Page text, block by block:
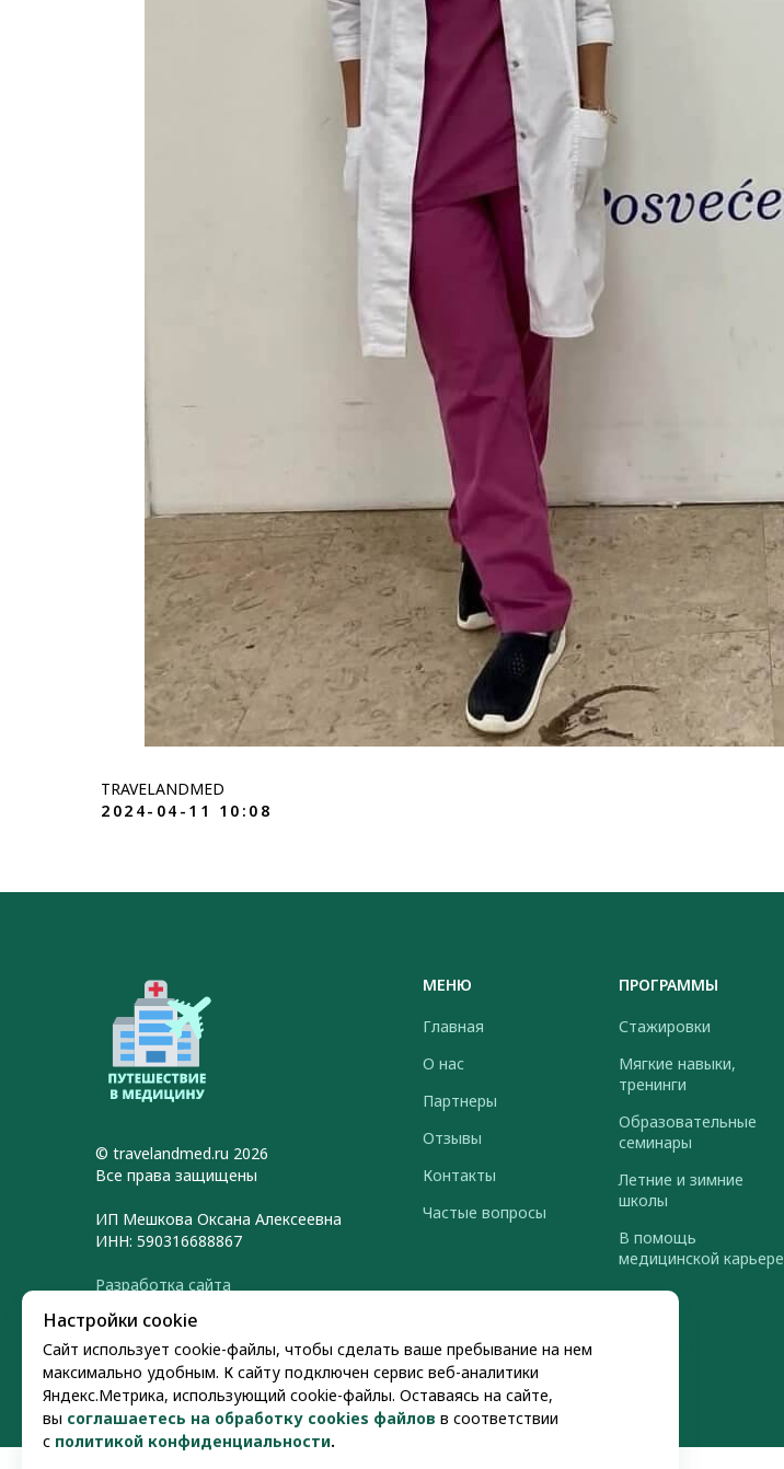
TRAVELANDMED
2024-04-11 10:08
Настройки cookie
Сайт использует cookie-файлы, чтобы сделать ваше пребывание на нем
максимально удобным. К cайту подключен сервис веб-аналитики
Яндекс.Метрика, использующий cookie-файлы. Оставаясь на сайте,
вы соглашаетесь на обработку cookies файлов в соответствии
с политикой конфиденциальности.
© travelandmed.ru 2026
Все права защищены
ИП Мешкова Оксана Алексеевна
ИНН: 590316688867
Разработка сайта
МЕНЮ
Главная
О нас
Партнеры
Отзывы
Контакты
Частые вопросы
ПРОГРАММЫ
Стажировки
Мягкие навыки,
тренинги
Образовательные
семинары
Летние и зимние
школы
В помощь
медицинской карьере